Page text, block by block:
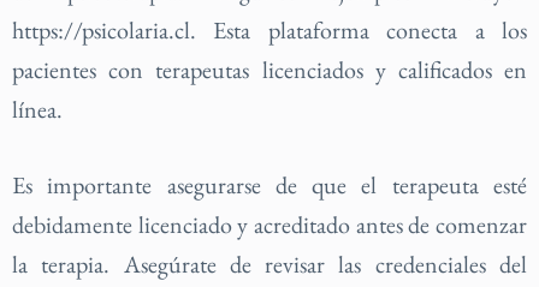
https://psicolaria.cl. Esta plataforma conecta a los
pacientes con terapeutas licenciados y calificados en
línea.
Es importante asegurarse de que el terapeuta esté
debidamente licenciado y acreditado antes de comenzar
la terapia. Asegúrate de revisar las credenciales del